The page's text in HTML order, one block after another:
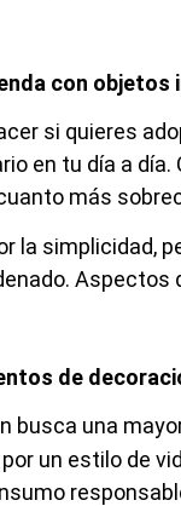
con objetos
si quieres
en tu día a
más
la simplicidad,
Aspectos
de
busca una
un estilo de